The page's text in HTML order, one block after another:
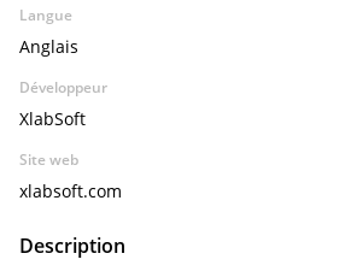
Langue
Anglais
Développeur
XlabSoft
Site web
xlabsoft.com
Description